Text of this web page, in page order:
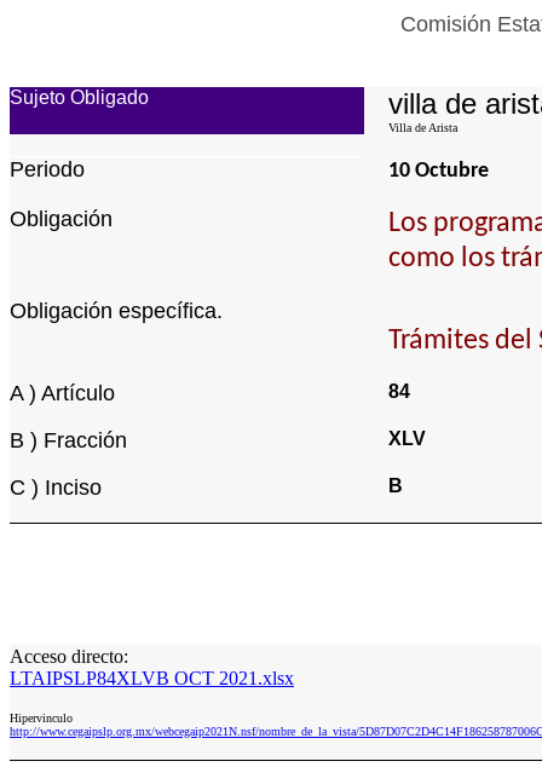
Comisión
Sujeto Obligado villa de
Villa de Arista
Periodo 10 Octubre
Obligación
Los
como los
Obligación específica.
Trámites
A ) Artículo 84
B ) Fracción XLV
C ) Inciso B
Acceso directo:
LTAIPSLP84XLVB OCT 2021.xlsx
Hipervinculo
http://www.cegaipslp.org.mx/webcegaip2021N.nsf/nombre_de_la_vista/